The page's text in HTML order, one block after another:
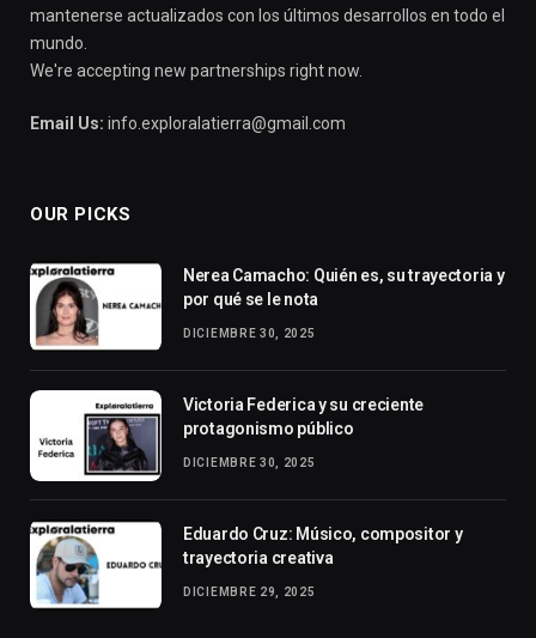
mantenerse actualizados con los últimos desarrollos en todo el
mundo.
We're accepting new partnerships right now.
Email Us: info.exploralatierra@gmail.com
OUR PICKS
Nerea Camacho: Quién es, su trayectoria y
por qué se le nota
DICIEMBRE 30, 2025
Victoria Federica y su creciente
protagonismo público
DICIEMBRE 30, 2025
Eduardo Cruz: Músico, compositor y
trayectoria creativa
DICIEMBRE 29, 2025